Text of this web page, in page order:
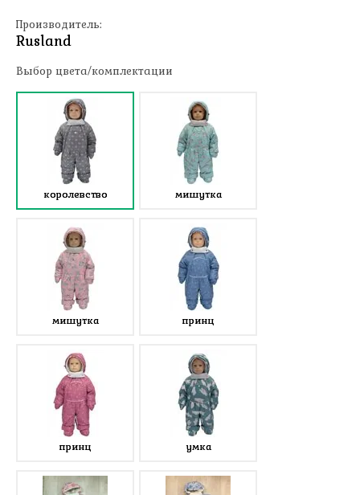
Производитель:
Rusland
Выбор цвета/комплектации
королевство мишутка
мишутка принц
принц умка